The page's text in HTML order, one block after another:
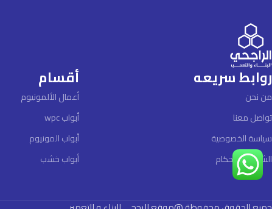
روابط سريعه
من نحن
تواصل معنا
سياسة الخصوصية
الشروط والأحكام
أقسام
أعمال الألمونيوم
أبواب wpc
أبواب المونيوم
أبواب خشب